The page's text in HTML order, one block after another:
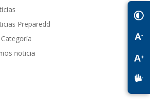
Preparedd
Categoría
noticia
A-
A+